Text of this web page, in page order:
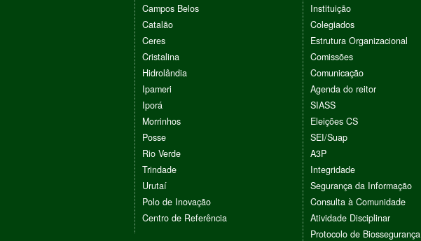
Campos Belos
Catalão
Ceres
Cristalina
Hidrolândia
Ipameri
Iporá
Morrinhos
Posse
Rio Verde
Trindade
Urutaí
Polo de Inovação
Centro de Referência
Instituição
Colegiados
Estrutura Organizacional
Comissões
Comunicação
Agenda do reitor
SIASS
Eleições CS
SEI/Suap
A3P
Integridade
Segurança da Informação
Consulta à Comunidade
Atividade Disciplinar
Protocolo de Biossegurança